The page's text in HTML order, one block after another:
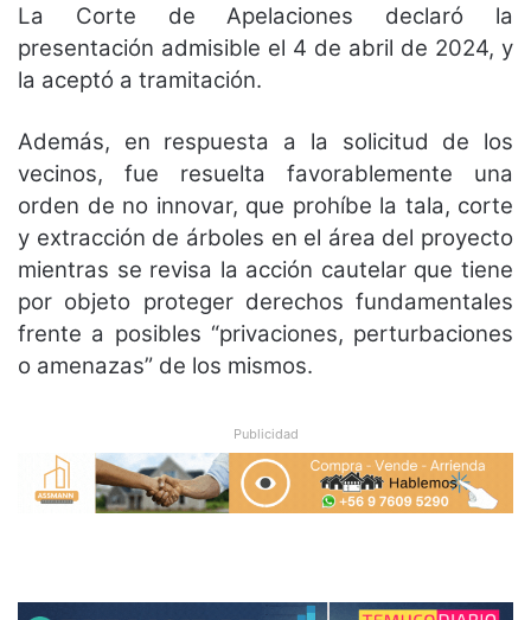
La Corte de Apelaciones declaró la
presentación admisible el 4 de abril de 2024, y
la aceptó a tramitación.
Además, en respuesta a la solicitud de los
vecinos, fue resuelta favorablemente una
orden de no innovar, que prohíbe la tala, corte
y extracción de árboles en el área del proyecto
mientras se revisa la acción cautelar que tiene
por objeto proteger derechos fundamentales
frente a posibles “privaciones, perturbaciones
o amenazas” de los mismos.
Publicidad